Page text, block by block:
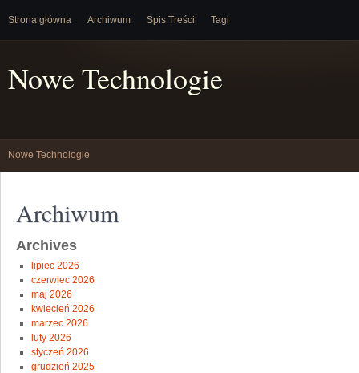
Strona główna Archiwum Spis Treści Tagi
Nowe Technologie
Nowe Technologie
Archiwum
Archives
lipiec 2026
czerwiec 2026
maj 2026
kwiecień 2026
marzec 2026
luty 2026
styczeń 2026
grudzień 2025